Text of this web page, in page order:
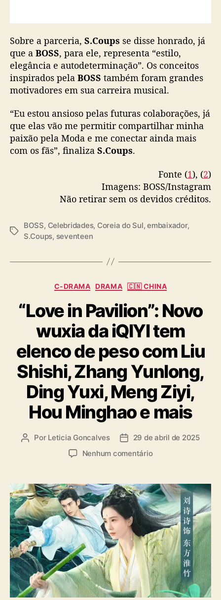
Sobre a parceria, S.Coups se disse honrado, já
que a BOSS, para ele, representa “estilo,
elegância e autodeterminação”. Os conceitos
inspirados pela BOSS também foram grandes
motivadores em sua carreira musical.
“Eu estou ansioso pelas futuras colaborações, já
que elas vão me permitir compartilhar minha
paixão pela Moda e me conectar ainda mais
com os fãs”, finaliza S.Coups.
Fonte (1), (2)
Imagens: BOSS/Instagram
Não retirar sem os devidos créditos.
T
s
BOSS, Celebridades, Coreia do Sul,embaixador,
S.Coups, seventeen
C
t
e
g
o
r
i
a
C-DRAMA DRAMA 🇨🇳 CHINA
“Love in Pavilion”: Novo
wuxia da iQIYI tem
elenco de peso com Liu
Shishi, Zhang Yunlong,
Ding Yuxi, Meng Ziyi,
Hou Minghao e mais
A
d
o
p
o
s
t
Por Leticia Goncalves
D
d
e
b
c
a
ç
ã
29 de abril de 2025
Nenhum comentárioe
L
o
v
e
i
n
P
a
v
i
l